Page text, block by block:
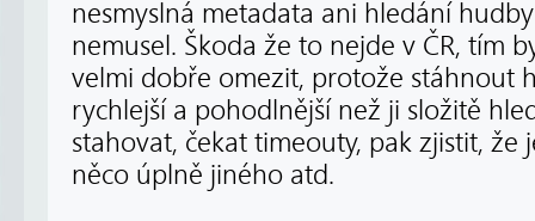
nesmyslná metadata ani hledání
nemusel. Škoda že to nejde v ČR, tím
velmi dobře omezit, protože stáhnout
rychlejší a pohodlnější než ji složitě
stahovat, čekat timeouty, pak zjistit, že
něco úplně jiného atd.